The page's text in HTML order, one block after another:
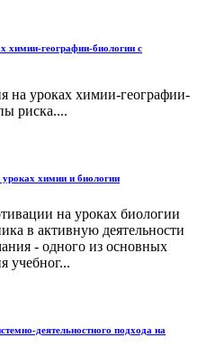
химии-географии-биологии с
на уроках химии-географии-
риска....
химии и биологии
на уроках биологии
в активную деятельности
- одного из основных
учебног...
деятельностного подхода на